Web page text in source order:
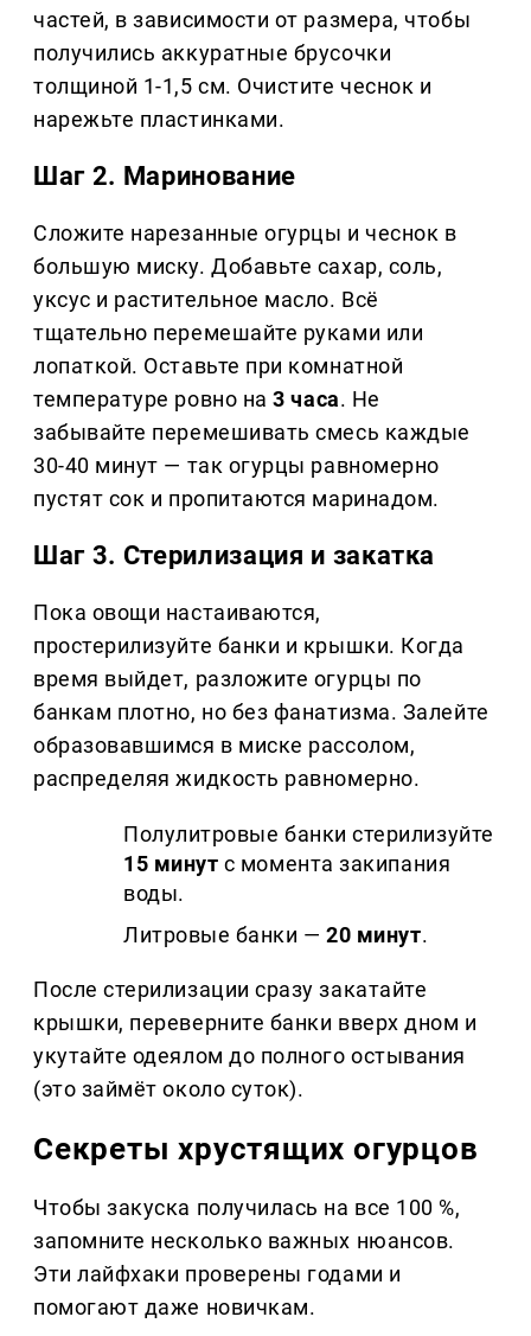
частей, в зависимости от размера, чтобы
получились аккуратные брусочки
толщиной 1-1,5 см. Очистите чеснок и
нарежьте пластинками.
Шаг 2. Маринование
Сложите нарезанные огурцы и чеснок в
большую миску. Добавьте сахар, соль,
уксус и растительное масло. Всё
тщательно перемешайте руками или
лопаткой. Оставьте при комнатной
температуре ровно на3 часа. Не
забывайте перемешивать смесь каждые
30-40 минут — так огурцы равномерно
пустят сок и пропитаются маринадом.
Шаг 3. Стерилизация и закатка
Пока овощи настаиваются,
простерилизуйте банки и крышки. Когда
время выйдет, разложите огурцы по
банкам плотно, но без фанатизма. Залейте
образовавшимся в миске рассолом,
распределяя жидкость равномерно.
Полулитровые банки стерилизуйте
15 минут с момента закипания
воды.
Литровые банки —20 минут.
После стерилизации сразу закатайте
крышки, переверните банки вверх дном и
укутайте одеялом до полного остывания
(это займёт около суток).
Секреты хрустящих огурцов
Чтобы закуска получилась на все 100 %,
запомните несколько важных нюансов.
Эти лайфхаки проверены годами и
помогают даже новичкам.